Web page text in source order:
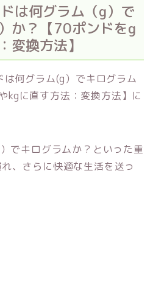
は何グラム（g）で
か？【70ポンドをg
変換方法】
何グラム(g）でキログラム
kgに直す方法：変換方法】に
でキログラムか？といった重
、さらに快適な生活を送っ